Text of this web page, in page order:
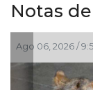
Notas
Jul 30, 2026 /